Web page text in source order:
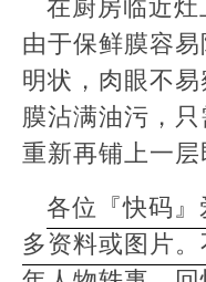
由于保鲜膜容
明状，肉眼不
膜沾满油污，
重新再铺上一层
各位『快码
多资料或图片